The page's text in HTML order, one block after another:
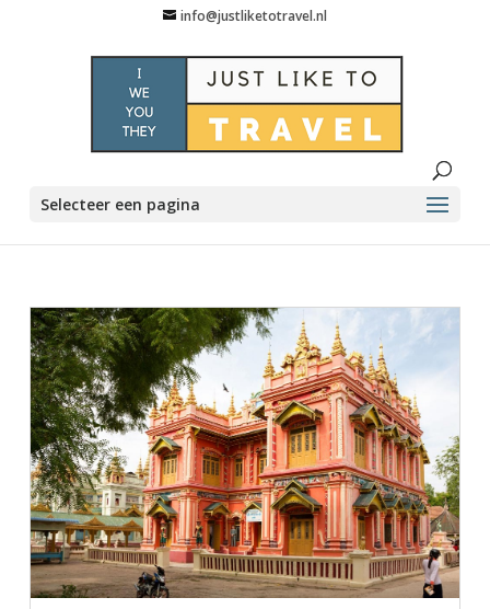
info@justliketotravel.nl
Selecteer een pagina